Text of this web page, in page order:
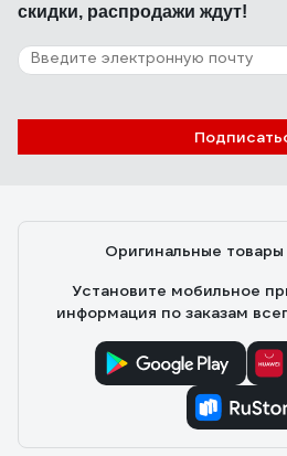
скидки, распродажи ждут!
Оригинальные товары
Установите мобильное
информация по заказам